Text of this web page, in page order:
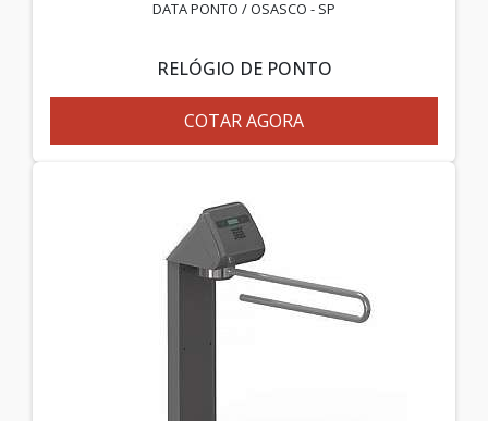
DATA PONTO / OSASCO - SP
RELÓGIO DE PONTO
COTAR AGORA